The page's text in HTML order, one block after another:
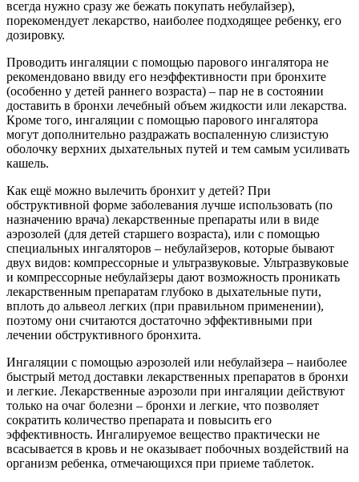
всегда нужно сразу же бежать покупать небулайзер),
порекомендует лекарство, наиболее подходящее ребенку, его
дозировку.
Проводить ингаляции с помощью парового ингалятора не
рекомендовано ввиду его неэффективности при бронхите
(особенно у детей раннего возраста) – пар не в состоянии
доставить в бронхи лечебный объем жидкости или лекарства.
Кроме того, ингаляции с помощью парового ингалятора
могут дополнительно раздражать воспаленную слизистую
оболочку верхних дыхательных путей и тем самым усиливать
кашель.
Как ещё можно вылечить бронхит у детей? При
обструктивной форме заболевания лучше использовать (по
назначению врача) лекарственные препараты или в виде
аэрозолей (для детей старшего возраста), или с помощью
специальных ингаляторов – небулайзеров, которые бывают
двух видов: компрессорные и ультразвуковые. Ультразвуковые
и компрессорные небулайзеры дают возможность проникать
лекарственным препаратам глубоко в дыхательные пути,
вплоть до альвеол легких (при правильном применении),
поэтому они считаются достаточно эффективными при
лечении обструктивного бронхита.
Ингаляции с помощью аэрозолей или небулайзера – наиболее
быстрый метод доставки лекарственных препаратов в бронхи
и легкие. Лекарственные аэрозоли при ингаляции действуют
только на очаг болезни – бронхи и легкие, что позволяет
сократить количество препарата и повысить его
эффективность. Ингалируемое вещество практически не
всасывается в кровь и не оказывает побочных воздействий на
организм ребенка, отмечающихся при приеме таблеток.